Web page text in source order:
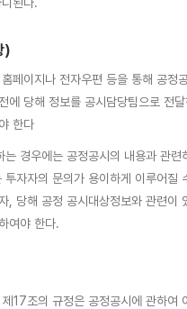
)
페이지나 전자우편 등을 통해 공정
에 당해 정보를 공시담당팀으로 전
한다
는 경우에는 공정공시의 내용과 관련
투자자의 문의가 용이하게 이루어질
, 당해 공정 공시대상정보와 관련이
여야 한다.
17조의 규정은 공정공시에 관하여